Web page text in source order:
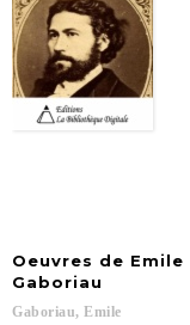
Oeuvres de Emile
Gaboriau
Gaboriau, Emile